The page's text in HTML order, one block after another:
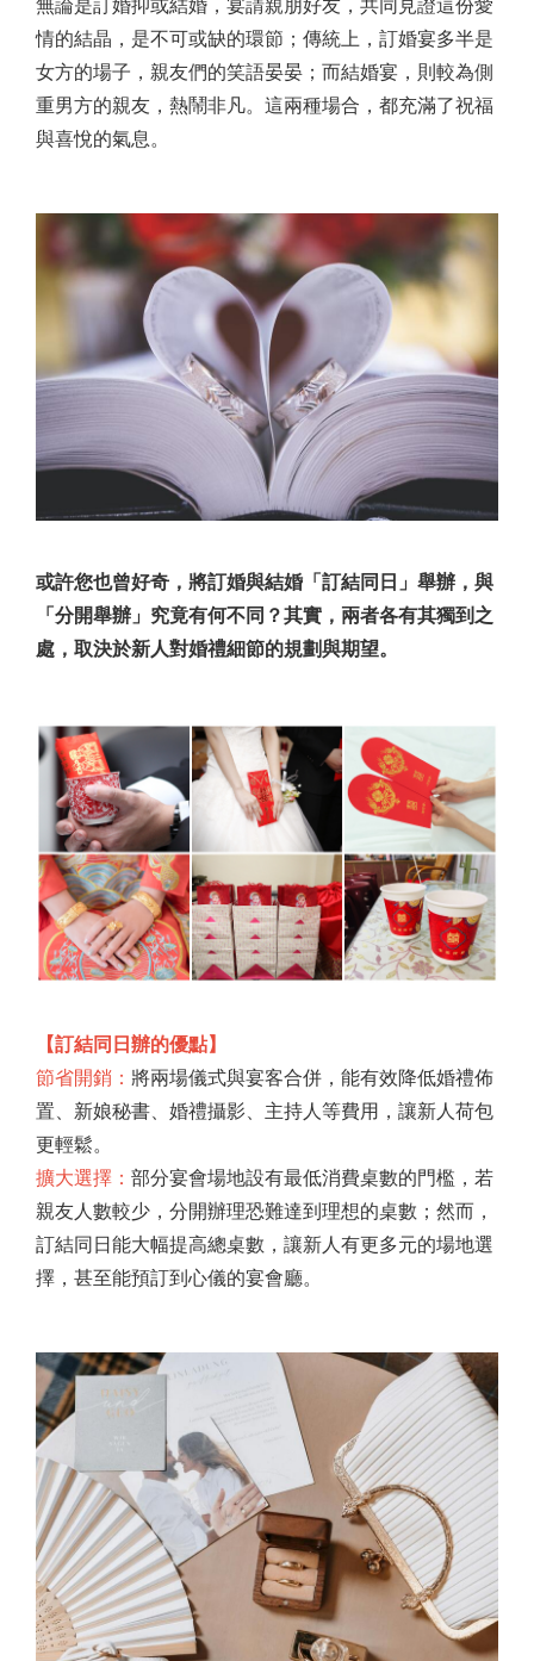
無論是訂婚抑或結婚，宴請親朋好友，共同見證這份愛
情的結晶，是不可或缺的環節；傳統上，訂婚宴多半是
女方的場子，親友們的笑語晏晏；而結婚宴，則較為側
重男方的親友，熱鬧非凡。這兩種場合，都充滿了祝福
與喜悅的氣息。
或許您也曾好奇，將訂婚與結婚「訂結同日」舉辦，與
「分開舉辦」究竟有何不同？其實，兩者各有其獨到之
處，取決於新人對婚禮細節的規劃與期望。
【訂結同日辦的優點】
節省開銷： 將兩場儀式與宴客合併，能有效降低婚禮佈
置、新娘秘書、婚禮攝影、主持人等費用，讓新人荷包
更輕鬆。
擴大選擇： 部分宴會場地設有最低消費桌數的門檻，若
親友人數較少，分開辦理恐難達到理想的桌數；然而，
訂結同日能大幅提高總桌數，讓新人有更多元的場地選
擇，甚至能預訂到心儀的宴會廳。